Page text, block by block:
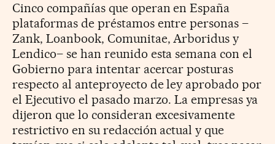
Cinco compañías que operan en España
plataformas de préstamos entre personas –
Zank, Loanbook, Comunitae, Arboridus y
Lendico– se han reunido esta semana con el
Gobierno para intentar acercar posturas
respecto al anteproyecto de ley aprobado por
el Ejecutivo el pasado marzo. La empresas ya
dijeron que lo consideran excesivamente
restrictivo en su redacción actual y que